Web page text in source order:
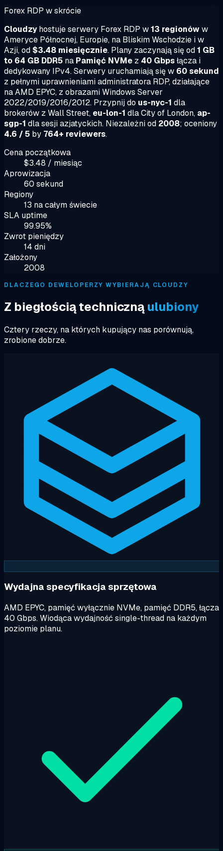
Forex RDP w skrócie
Cloudzyhostuje serwery Forex RDP w13 regionóww
Ameryce Północnej, Europie, na Bliskim Wschodzie i w
Azji, od $3.48 miesięcznie. Plany zaczynają się od1 GB
to 64 GB DDR5 na Pamięć NVMe z 40 Gbpsłącza i
dedykowany IPv4. Serwery uruchamiają się w 60 sekund
z pełnymi uprawnieniami administratora RDP, działające
na AMD EPYC, z obrazami Windows Server
2022/2019/2016/2012. Przypnij do us-nyc-1 dla
brokerów z Wall Street, eu-lon-1 dla City of London, ap-
sgp-1 dla sesji azjatyckich. Niezależni od 2008; oceniony
4.6 / 5 by 764+ reviewers.
Cena początkowa
$3.48 / miesiąc
Aprowizacja
60 sekund
Regiony
13 na całym świecie
SLA uptime
99.95%
Zwrot pieniędzy
14 dni
Założony
2008
DLACZEGO DEWELOPERZY WYBIERAJĄ CLOUDZY
Z biegłością techniczną ulubiony
Cztery rzeczy, na których kupujący nas porównują,
zrobione dobrze.
Wydajna specyfikacja sprzętowa
AMD EPYC, pamięć wyłącznie NVMe, pamięć DDR5, łącza
40 Gbps. Wiodąca wydajność single-thread na każdym
poziomie planu.